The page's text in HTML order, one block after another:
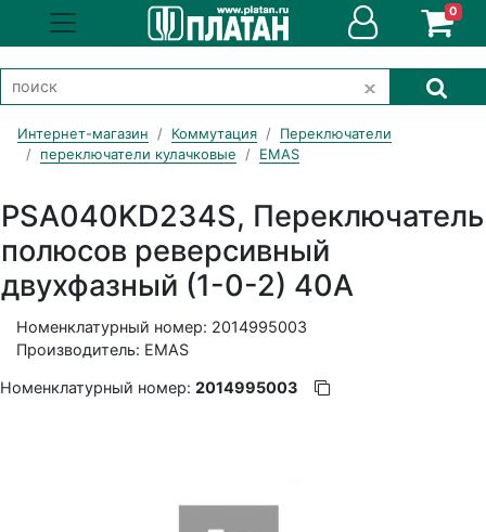
0
Интернет-магазин Коммутация
Переключатели
переключатели кулачковые
EMAS
PSA040KD234S, Переключатель
полюсов реверсивный
двухфазный (1-0-2) 40А
Номенклатурный номер: 2014995003
Производитель: EMAS
Номенклатурный номер: 2014995003